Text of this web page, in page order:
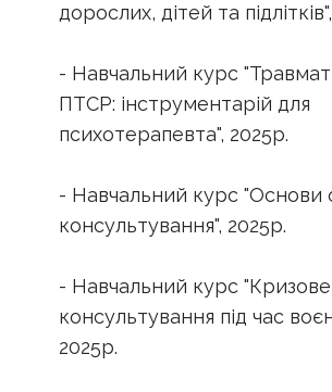
дорослих, дітей та
- Навчальний курс
ПТСР: інструментарій для
психотерапевта", 2025р.
- Навчальний курс "Основи
консультування", 2025р.
- Навчальний курс "Кризове
консультування під час
2025р.